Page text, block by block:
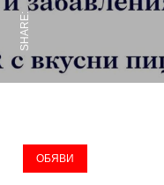
SHARE:
ОБЯВИ